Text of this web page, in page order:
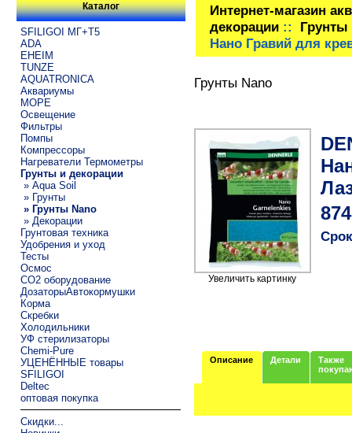
Каталог
SFILIGOI МГ+Т5
ADA
EHEIM
TUNZE
AQUATRONICA
Аквариумы
МОРЕ
Освещение
Фильтры
Помпы
Компрессоры
Нагреватели Термометры
Грунты и декорации
» Aqua Soil
» Грунты
» Грунты Nano
» Декорации
Грунтовая техника
Удобрения и уход
Тесты
Осмос
CO2 оборудование
ДозаторыАвтокормушки
Корма
Скребки
Холодильники
УФ стерилизаторы
Chemi-Pure
УЦЕНЁННЫЕ товары
SFILIGOI
Deltec
оптовая покупка
Скидки...
Интернет-магазин
декорации:: Грунты
Нано Гравий для
Грунты Nano
Увеличить картинку
Описание Детали
Также